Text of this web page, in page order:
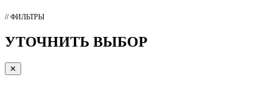
// ФИЛЬТРЫ
УТОЧНИТЬ ВЫБОР
✕